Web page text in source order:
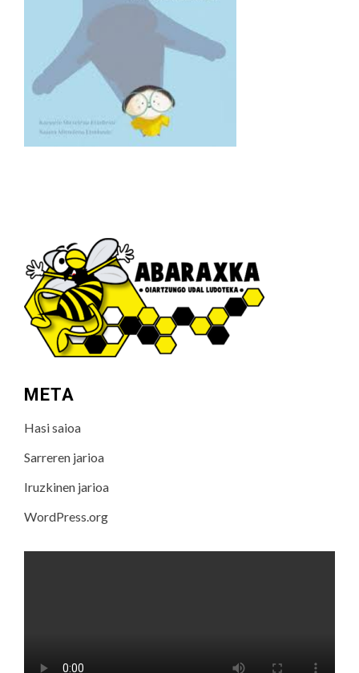
META
Hasi saioa
Sarreren jarioa
Iruzkinen jarioa
WordPress.org